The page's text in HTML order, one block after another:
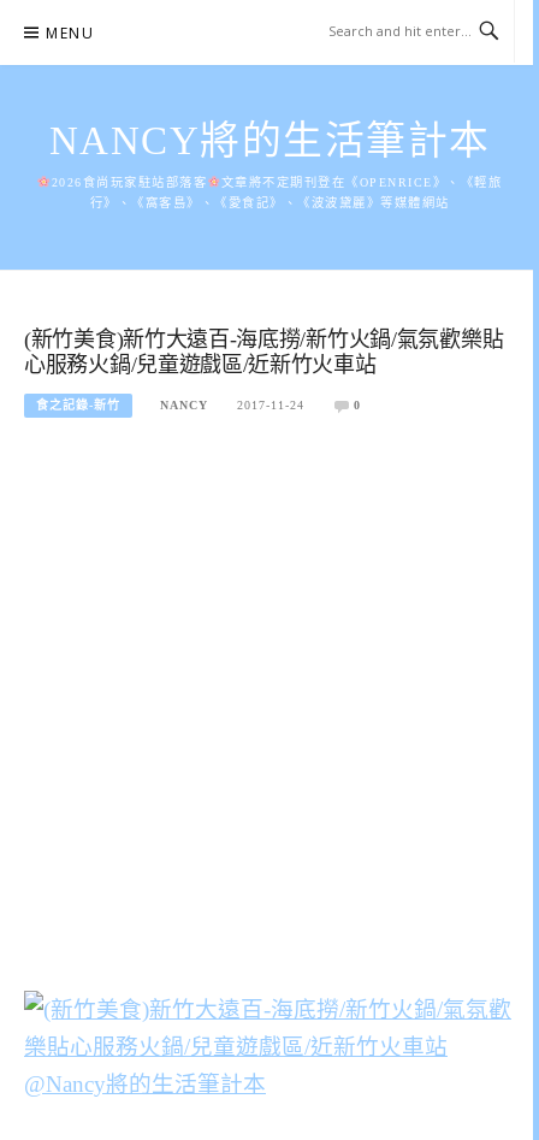
content
MENU
NANCY將的生活筆計本
2026食尚玩家駐站部落客
文章將不定期刊登在《OPENRICE》、《輕旅
行》、《窩客島》、《愛食記》、《波波黛麗》等媒體網站
(新竹美食)新竹大遠百-海底撈/新竹火鍋/氣氛歡樂貼
心服務火鍋/兒童遊戲區/近新竹火車站
食之記錄-新竹 NANCY 2017-11-24 0